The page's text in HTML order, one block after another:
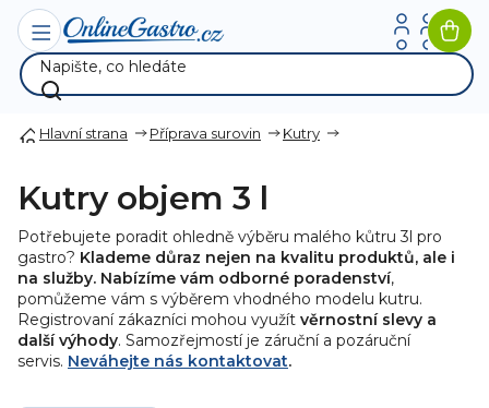
Přejít
obsah
Hlavní strana Příprava surovin Kutry
Kutry objem 3 l
Potřebujete poradit ohledně výběru malého kůtru 3l pro
gastro? Klademe důraz nejen na kvalitu produktů, ale i
na služby. Nabízíme vám odborné poradenství,
pomůžeme vám s výběrem vhodného modelu kutru.
Registrovaní zákazníci mohou využít věrnostní slevy a
další výhody. Samozřejmostí je záruční a pozáruční
servis. Neváhejte nás kontaktovat.